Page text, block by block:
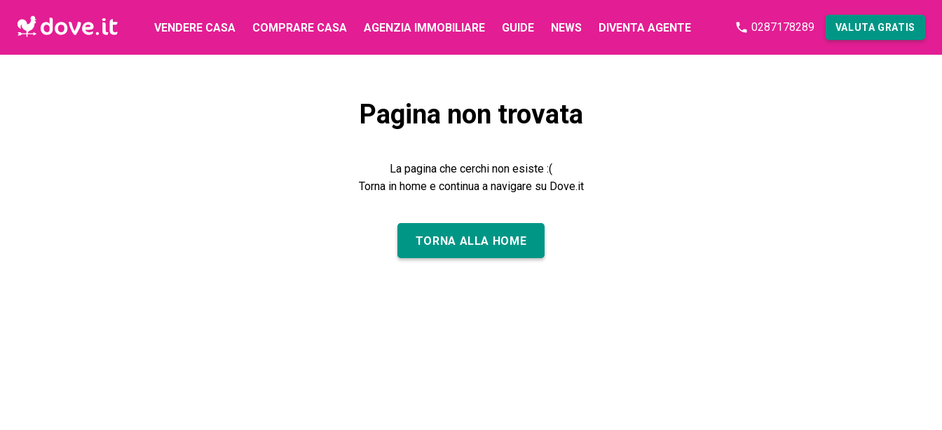
VENDERE CASA COMPRARE CASA AGENZIA IMMOBILIARE GUIDE NEWS DIVENTA AGENTE 0287178289 VALUTA GRATIS
Pagina non trovata
La pagina che cerchi non esiste :(
Torna in home e continua a navigare su Dove.it
TORNA ALLA HOME